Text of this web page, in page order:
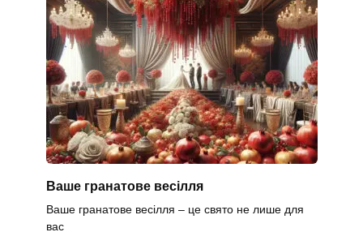
Ваше гранатове весілля
Ваше гранатове весілля – це свято не лише для
вас